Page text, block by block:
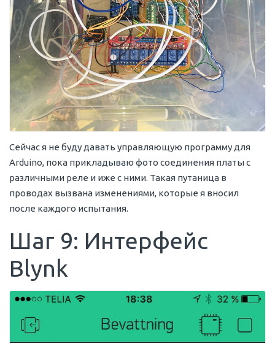
Сейчас я не буду давать управляющую программу для
Arduino, пока прикладываю фото соединения платы с
различными реле и иже с ними. Такая путаница в
проводах вызвана изменениями, которые я вносил
после каждого испытания.
Шаг 9: Интерфейс
Blynk